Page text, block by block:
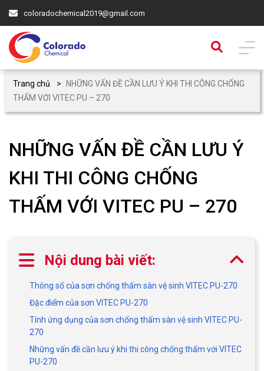
coloradochemical2019@gmail.com
Trang chủ
NHỮNG VẤN ĐỀ CẦN LƯU Ý KHI THI CÔNG CHỐNG
THẤM VỚI VITEC PU – 270
NHỮNG VẤN ĐỀ CẦN LƯU Ý
KHI THI CÔNG CHỐNG
THẤM VỚI VITEC PU – 270
Nội dung bài viết:
Thông số của sơn chống thấm sàn vệ sinh VITEC PU-270
Đặc điểm của sơn VITEC PU-270
Tính ứng dụng của sơn chống thấm sàn vệ sinh VITEC PU-
270
Những vấn đề cần lưu ý khi thi công chống thấm với VITEC
PU-270